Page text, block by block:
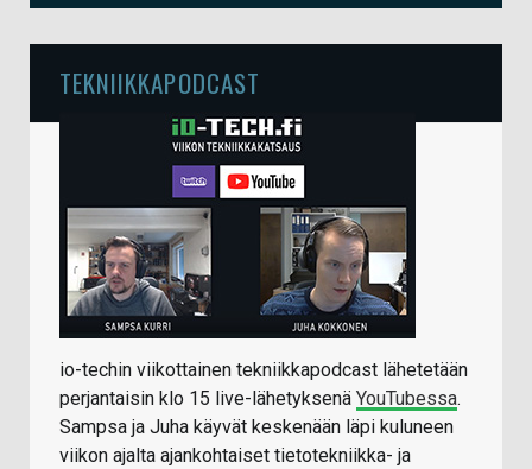
TEKNIIKKAPODCAST
io-techin viikottainen tekniikkapodcast lähetetään
perjantaisin klo 15 live-lähetyksenä YouTubessa.
Sampsa ja Juha käyvät keskenään läpi kuluneen
viikon ajalta ajankohtaiset tietotekniikka- ja